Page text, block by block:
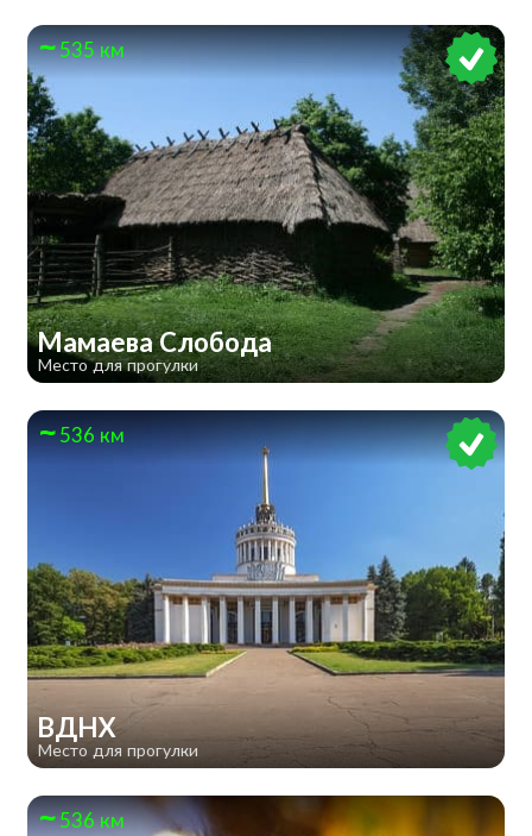
535 км
Мамаева Слобода
Место для прогулки
536 км
ВДНХ
Место для прогулки
536 км